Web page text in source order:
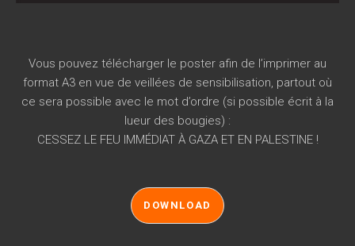
Vous pouvez télécharger le poster afin de l’imprimer au
format A3 en vue de veillées de sensibilisation, partout où
ce sera possible avec le mot d’ordre (si possible écrit à la
lueur des bougies) :
CESSEZ LE FEU IMMÉDIAT À GAZA ET EN PALESTINE !
DOWNLOAD